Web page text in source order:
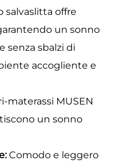
salvaslitta offre
un sonno
senza sbalzi di
accogliente e
materassi MUSEN
un sonno
Comodo e leggero